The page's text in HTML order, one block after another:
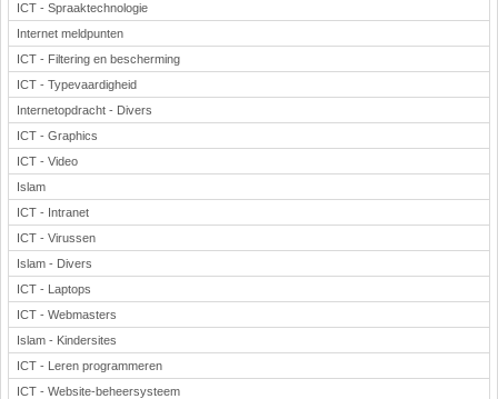
ICT - Spraaktechnologie
Internet meldpunten
ICT - Filtering en bescherming
ICT - Typevaardigheid
Internetopdracht - Divers
ICT - Graphics
ICT - Video
Islam
ICT - Intranet
ICT - Virussen
Islam - Divers
ICT - Laptops
ICT - Webmasters
Islam - Kindersites
ICT - Leren programmeren
ICT - Website-beheersysteem